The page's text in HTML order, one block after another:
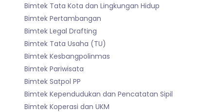
Bimtek Tata Kota dan Lingkungan Hidup
Bimtek Pertambangan
Bimtek Legal Drafting
Bimtek Tata Usaha (TU)
Bimtek Kesbangpolinmas
Bimtek Pariwisata
Bimtek Satpol PP
Bimtek Kependudukan dan Pencatatan Sipil
Bimtek Koperasi dan UKM